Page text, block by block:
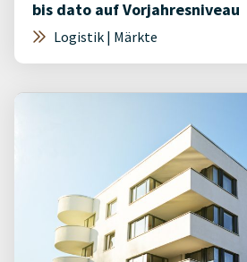
bis dato auf Vorjahresniveau
Logistik | Märkte